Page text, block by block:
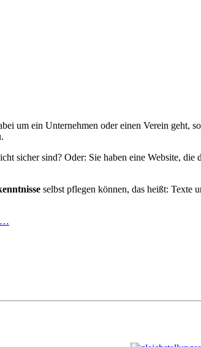
um ein Unternehmen oder einen Verein geht,
sicher sind? Oder: Sie haben eine Website,
selbst pflegen können, das heißt: Texte
…